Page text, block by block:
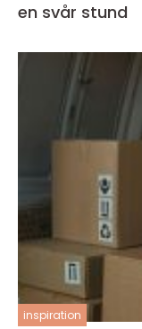
en svår stund
inspiration